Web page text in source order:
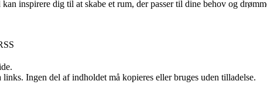
inspirere dig til at skabe et rum, der passer til dine behov og
Ingen del af indholdet må kopieres eller bruges uden tilladelse.